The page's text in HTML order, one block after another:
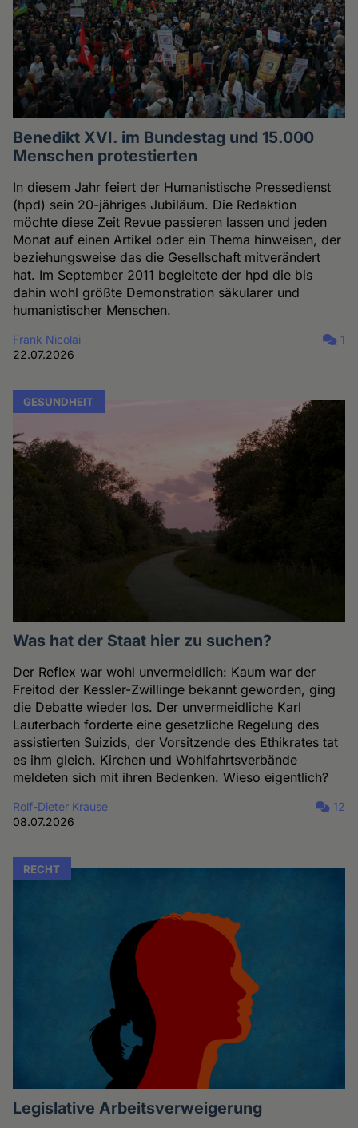
Benedikt XVI. im Bundestag und 15.000
Menschen protestierten
In diesem Jahr feiert der Humanistische Pressedienst
(hpd) sein 20-jähriges Jubiläum. Die Redaktion
möchte diese Zeit Revue passieren lassen und jeden
Monat auf einen Artikel oder ein Thema hinweisen, der
beziehungsweise das die Gesellschaft mitverändert
hat. Im September 2011 begleitete der hpd die bis
dahin wohl größte Demonstration säkularer und
humanistischer Menschen.
Frank Nicolai
22.07.2026
1
GESUNDHEIT
Was hat der Staat hier zu suchen?
Der Reflex war wohl unvermeidlich: Kaum war der
Freitod der Kessler-Zwillinge bekannt geworden, ging
die Debatte wieder los. Der unvermeidliche Karl
Lauterbach forderte eine gesetzliche Regelung des
assistierten Suizids, der Vorsitzende des Ethikrates tat
es ihm gleich. Kirchen und Wohlfahrtsverbände
meldeten sich mit ihren Bedenken. Wieso eigentlich?
Rolf-Dieter Krause
08.07.2026
12
RECHT
Legislative Arbeitsverweigerung